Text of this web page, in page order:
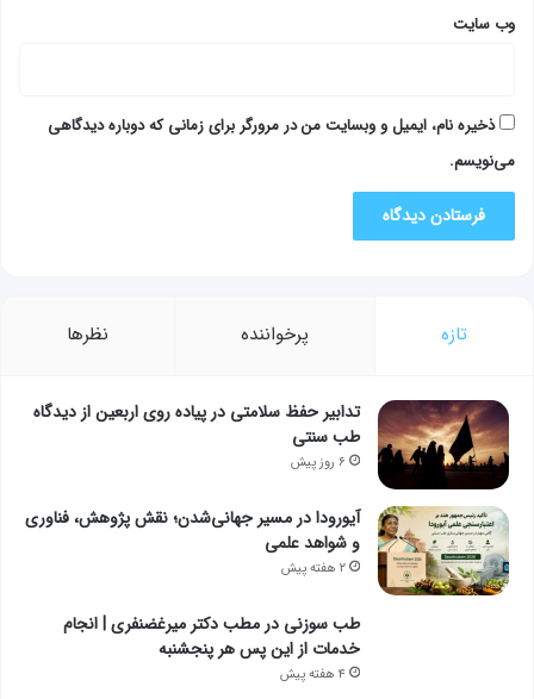
وب‌ سایت
ذخیره نام، ایمیل و وبسایت من در مرورگر برای زمانی که دوباره دیدگاهی
می‌نویسم.
تازه پرخواننده نظرها
تدابیر حفظ سلامتی در پیاده روی اربعین از دیدگاه
طب سنتی
۶ روز پیش
آیورودا در مسیر جهانی‌شدن؛ نقش پژوهش، فناوری
و شواهد علمی
۲ هفته پیش
طب سوزنی در مطب دکتر میرغضنفری | انجام
خدمات از این پس هر پنجشنبه
۴ هفته پیش